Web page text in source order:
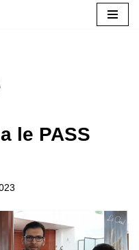
le PASS